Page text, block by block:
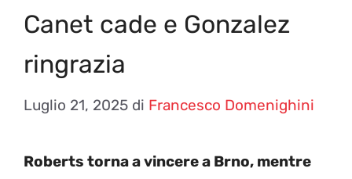
Canet cade e Gonzalez
ringrazia
Luglio 21, 2025 di Francesco Domenighini
Roberts torna a vincere a Brno, mentre